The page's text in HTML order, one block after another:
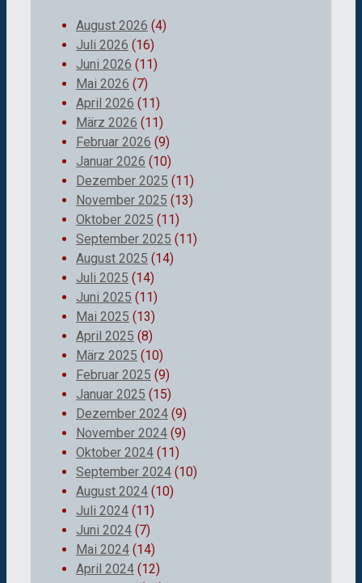
August 2026 (4)
Juli 2026 (16)
Juni 2026 (11)
Mai 2026 (7)
April 2026 (11)
März 2026 (11)
Februar 2026 (9)
Januar 2026 (10)
Dezember 2025 (11)
November 2025 (13)
Oktober 2025 (11)
September 2025 (11)
August 2025 (14)
Juli 2025 (14)
Juni 2025 (11)
Mai 2025 (13)
April 2025 (8)
März 2025 (10)
Februar 2025 (9)
Januar 2025 (15)
Dezember 2024 (9)
November 2024 (9)
Oktober 2024 (11)
September 2024 (10)
August 2024 (10)
Juli 2024 (11)
Juni 2024 (7)
Mai 2024 (14)
April 2024 (12)